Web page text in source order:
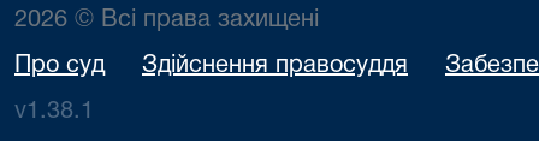
2026 © Всі права захищені
Про суд Здійснення правосуддя
v1.38.1